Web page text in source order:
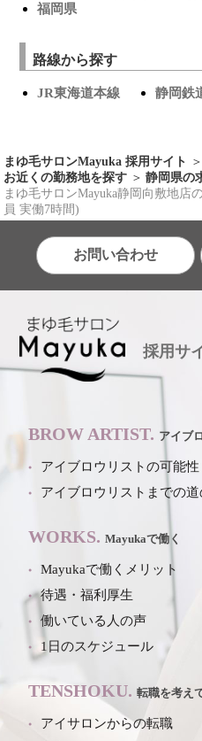
福岡県
路線から探す
JR東海道本線 静岡鉄
まゆ毛サロンMayuka 採用サイト
お近くの勤務地を探す
静岡県の
まゆ毛サロンMayuka静岡向敷地店
員 実働7時間)
お問い合わせ
採用サ
BROW ARTIST. アイブ
アイブロウリストの可能
アイブロウリストまでの道
WORKS. Mayukaで働く
Mayukaで働くメリット
待遇・福利厚生
働いている人の声
1日のスケジュール
TENSHOKU. 転職を考え
アイサロンからの転職